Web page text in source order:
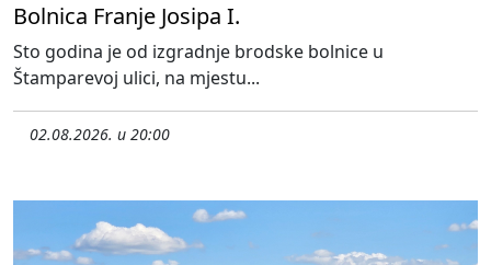
Bolnica Franje Josipa I.
Sto godina je od izgradnje brodske bolnice u
Štamparevoj ulici, na mjestu...
02.08.2026. u 20:00